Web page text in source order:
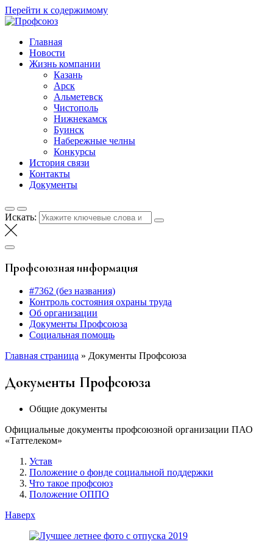
Перейти к содержимому
Таттелеком
Главная
Новости
Жизнь компании
Казань
Арск
Альметевск
Чистополь
Нижнекамск
Буинск
Набережные челны
Конкурсы
История связи
Контакты
Документы
Искать:
Профсоюзная информация
#7362 (без названия)
Контроль состояния охраны труда
Об организации
Документы Профсоюза
Социальная помощь
Главная страница » Документы Профсоюза
Документы Профсоюза
Общие документы
Официальные документы профсоюзной организации ПАО
«Таттелеком»
Устав
Положение о фонде социальной поддержки
Что такое профсоюз
Положение ОППО
Наверх